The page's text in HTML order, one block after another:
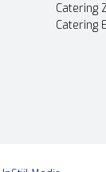
Catering
Catering